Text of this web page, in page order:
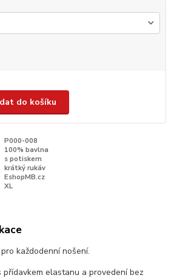
do košíku
P000-008
100% bavlna
s potiskem
krátký rukáv
EshopMB.cz
XL
každodenní nošení.
přídavkem elastanu a provedení bez